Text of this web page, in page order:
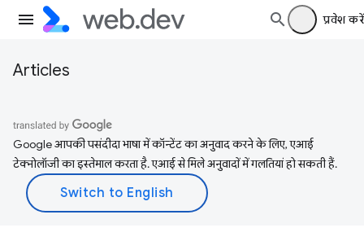
प्रवेश करें
Articles
Google आपकी पसंदीदा भाषा में कॉन्टेंट का अनुवाद करने के लिए, एआई
टेक्नोलॉजी का इस्तेमाल करता है. एआई से मिले अनुवादों में गलतियां हो सकती हैं.